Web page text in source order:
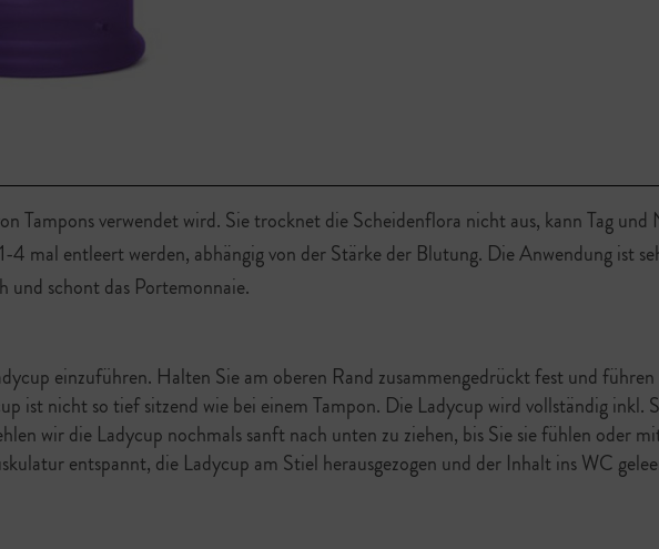
Tampons verwendet wird. Sie trocknet die Scheidenflora nicht aus, kann Tag
4 mal entleert werden, abhängig von der Stärke der Blutung. Die Anwendung ist
und schont das Portemonnaie.
einzuführen. Halten Sie am oberen Rand zusammengedrückt fest und
ist nicht so tief sitzend wie bei einem Tampon. Die Ladycup wird vollständig inkl.
wir die Ladycup nochmals sanft nach unten zu ziehen, bis Sie sie fühlen oder
entspannt, die Ladycup am Stiel herausgezogen und der Inhalt ins WC